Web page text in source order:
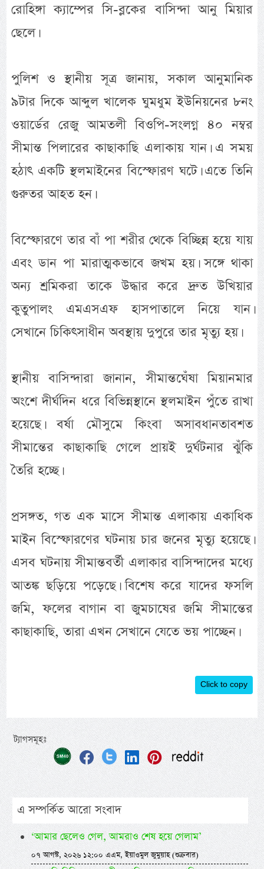
রোহিঙ্গা ক্যাম্পের সি-ব্লকের বাসিন্দা আনু মিয়ার
ছেলে।
পুলিশ ও স্থানীয় সূত্র জানায়, সকাল আনুমানিক
৯টার দিকে আব্দুল খালেক ঘুমধুম ইউনিয়নের ৮নং
ওয়ার্ডের রেজু আমতলী বিওপি-সংলগ্ন ৪০ নম্বর
সীমান্ত পিলারের কাছাকাছি এলাকায় যান। এ সময়
হঠাৎ একটি স্থলমাইনের বিস্ফোরণ ঘটে। এতে তিনি
গুরুতর আহত হন।
বিস্ফোরণে তার বাঁ পা শরীর থেকে বিচ্ছিন্ন হয়ে যায়
এবং ডান পা মারাত্মকভাবে জখম হয়। সঙ্গে থাকা
অন্য শ্রমিকরা তাকে উদ্ধার করে দ্রুত উখিয়ার
কুতুপালং এমএসএফ হাসপাতালে নিয়ে যান।
সেখানে চিকিৎসাধীন অবস্থায় দুপুরে তার মৃত্যু হয়।
স্থানীয় বাসিন্দারা জানান, সীমান্তঘেঁষা মিয়ানমার
অংশে দীর্ঘদিন ধরে বিভিন্নস্থানে স্থলমাইন পুঁতে রাখা
হয়েছে। বর্ষা মৌসুমে কিংবা অসাবধানতাবশত
সীমান্তের কাছাকাছি গেলে প্রায়ই দুর্ঘটনার ঝুঁকি
তৈরি হচ্ছে।
প্রসঙ্গত, গত এক মাসে সীমান্ত এলাকায় একাধিক
মাইন বিস্ফোরণের ঘটনায় চার জনের মৃত্যু হয়েছে।
এসব ঘটনায় সীমান্তবর্তী এলাকার বাসিন্দাদের মধ্যে
আতঙ্ক ছড়িয়ে পড়েছে। বিশেষ করে যাদের ফসলি
জমি, ফলের বাগান বা জুমচাষের জমি সীমান্তের
কাছাকাছি, তারা এখন সেখানে যেতে ভয় পাচ্ছেন।
Click to copy
ট্যাগসমূহঃ
এ সম্পর্কিত আরো সংবাদ
‘আমার ছেলেও গেল, আমরাও শেষ হয়ে গেলাম’
০৭ আগস্ট, ২০২৬ ১২:০০ এএম, ইয়াওমুল জুমুয়াহ (শুক্রবার)